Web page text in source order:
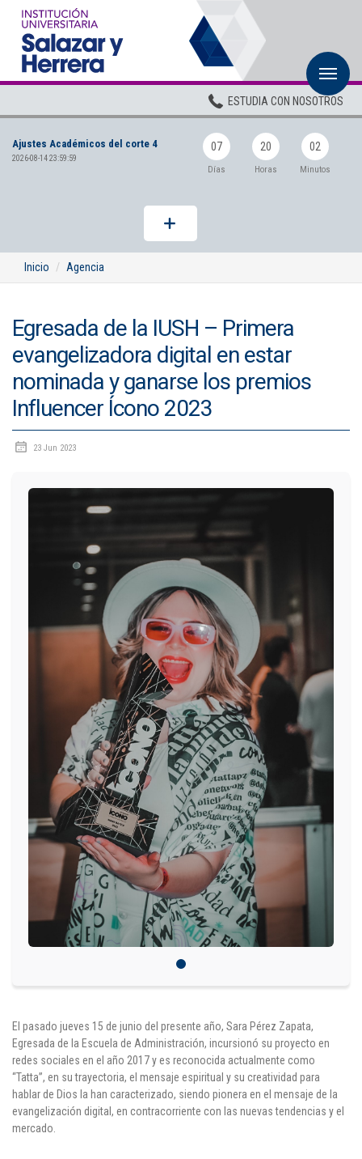
ESTUDIA CON NOSOTROS
Ajustes Académicos del corte 4
2026-08-14 23:59:59
07
Días
20
Horas
02
Minutos
Inicio Agencia
Egresada de la IUSH – Primera
evangelizadora digital en estar
nominada y ganarse los premios
Influencer Ícono 2023
23 Jun 2023
El pasado jueves 15 de junio del presente año, Sara Pérez Zapata,
Egresada de la Escuela de Administración, incursionó su proyecto en
redes sociales en el año 2017 y es reconocida actualmente como
“Tatta”, en su trayectoria, el mensaje espiritual y su creatividad para
hablar de Dios la han caracterizado, siendo pionera en el mensaje de la
evangelización digital, en contracorriente con las nuevas tendencias y el
mercado.
Pregrados
Planta Docente
ADMISIONES
BIENESTAR
Centros
BIBLIOTECA
IDIOMAS
Consultorio Juridico
Inscripciones
Estudiantes
Egresados
Docentes
Campus virtual
Pagos
Puntos de pago
Empleo
Contáctanos
Comunícate con nosotros
Línea de Atención al Cliente
Campus Estadio: CR 70 # 52-49
(+57) (4) 4 600 700
Denuncia de Corrupción y Sobornos